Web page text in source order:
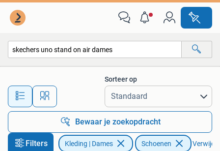
Alle afstanden…
Sorteer op
Bewaar je zoekopdracht
Filters Kleding | Dames Schoenen